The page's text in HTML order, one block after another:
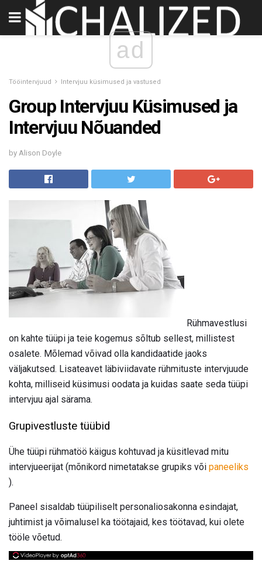
ad
Tööintervjuud Intervjuu küsimused ja vastused
Group Intervjuu Küsimused ja
Intervjuu Nõuanded
by Alison Doyle
Rühmavestlusi
on kahte tüüpi ja teie kogemus sõltub sellest, millistest
osalete. Mõlemad võivad olla kandidaatide jaoks
väljakutsed. Lisateavet läbiviidavate rühmituste intervjuude
kohta, milliseid küsimusi oodata ja kuidas saate seda tüüpi
intervjuu ajal särama.
Grupivestluste tüübid
Ühe tüüpi rühmatöö käigus kohtuvad ja küsitlevad mitu
intervjueerijat (mõnikord nimetatakse grupiks või paneeliks
).
Paneel sisaldab tüüpiliselt personaliosakonna esindajat,
juhtimist ja võimalusel ka töötajaid, kes töötavad, kui olete
tööle võetud.